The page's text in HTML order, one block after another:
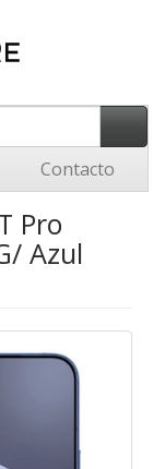
Contacto
Pro
Azul